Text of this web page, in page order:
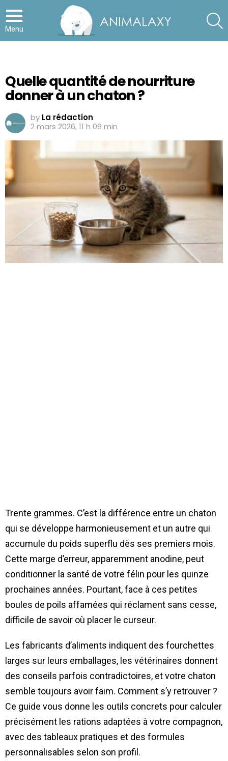
Menu
Quelle quantité de nourriture
donner à un chaton ?
by La rédaction
2 mars 2026, 11 h 09 min
Trente grammes. C’est la différence entre un chaton
qui se développe harmonieusement et un autre qui
accumule du poids superflu dès ses premiers mois.
Cette marge d’erreur, apparemment anodine, peut
conditionner la santé de votre félin pour les quinze
prochaines années. Pourtant, face à ces petites
boules de poils affamées qui réclament sans cesse,
difficile de savoir où placer le curseur.
Les fabricants d’aliments indiquent des fourchettes
larges sur leurs emballages, les vétérinaires donnent
des conseils parfois contradictoires, et votre chaton
semble toujours avoir faim. Comment s’y retrouver ?
Ce guide vous donne les outils concrets pour calculer
précisément les rations adaptées à votre compagnon,
avec des tableaux pratiques et des formules
personnalisables selon son profil.